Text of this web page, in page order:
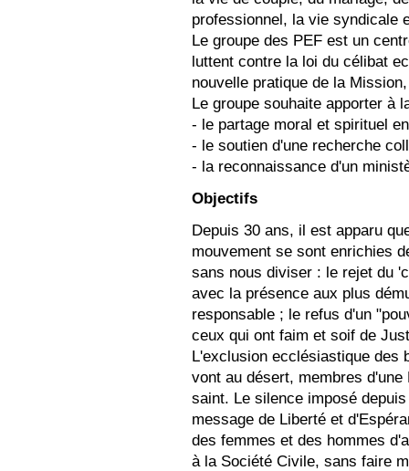
professionnel, la vie
Le groupe des PEF est un
luttent contre la loi du célibat
nouvelle pratique de la
Le groupe souhaite apporter à
- le partage moral et spirituel
- le soutien d'une recherche
- la reconnaissance d'un
Objectifs
Depuis 30 ans, il est apparu
mouvement se sont enrichies
sans nous diviser : le rejet du
avec la présence aux plus
responsable ; le refus d'un
ceux qui ont faim et soif de
L'exclusion ecclésiastique des
vont au désert, membres
saint. Le silence imposé
message de Liberté et
des femmes et des hommes
à la Société Civile, sans faire